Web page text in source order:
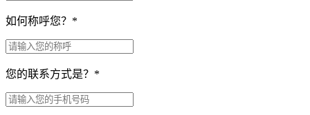
如何称呼您？ *
您的联系方式是？ *